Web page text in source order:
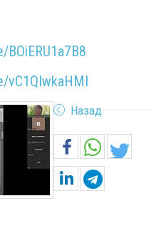
vC1QIwkaHMI
Назад